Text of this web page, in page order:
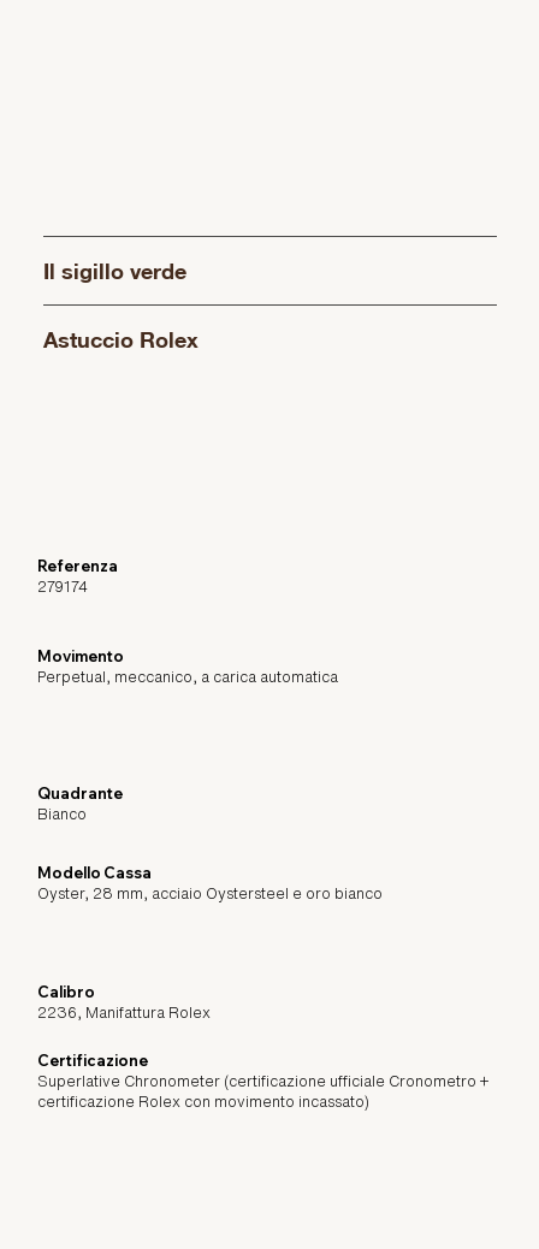
Il sigillo verde
Astuccio Rolex
Referenza
279174
Movimento
Perpetual, meccanico, a carica automatica
Quadrante
Bianco
Modello Cassa
Oyster, 28 mm, acciaio Oystersteel e oro bianco
Calibro
2236, Manifattura Rolex
Certificazione
Superlative Chronometer (certificazione ufficiale Cronometro +
certificazione Rolex con movimento incassato)